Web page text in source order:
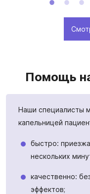
Помощь
Наши специалисты
капельницей
быстро:
нескольких
качественно:
эффектов;